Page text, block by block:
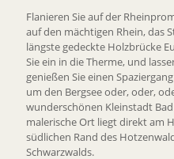
Flanieren Sie auf der
auf den mächtigen Rhein, das
längste gedeckte Holzbrücke
Sie ein in die Therme, und
genießen Sie einen
um den Bergsee oder, oder,
wunderschönen Kleinstadt
malerische Ort liegt direkt am
südlichen Rand des
Schwarzwalds.